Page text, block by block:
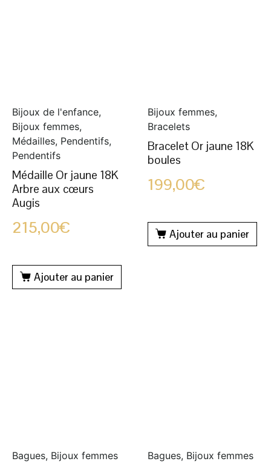
Bijoux de l'enfance,
Bijoux femmes,
Médailles, Pendentifs,
Pendentifs
Médaille Or jaune 18K
Arbre aux cœurs
Augis
215,00€
Ajouter au panier
Bijoux femmes,
Bracelets
Bracelet Or jaune 18K
boules
199,00€
Ajouter au panier
Bagues, Bijoux femmes Bagues, Bijoux femmes